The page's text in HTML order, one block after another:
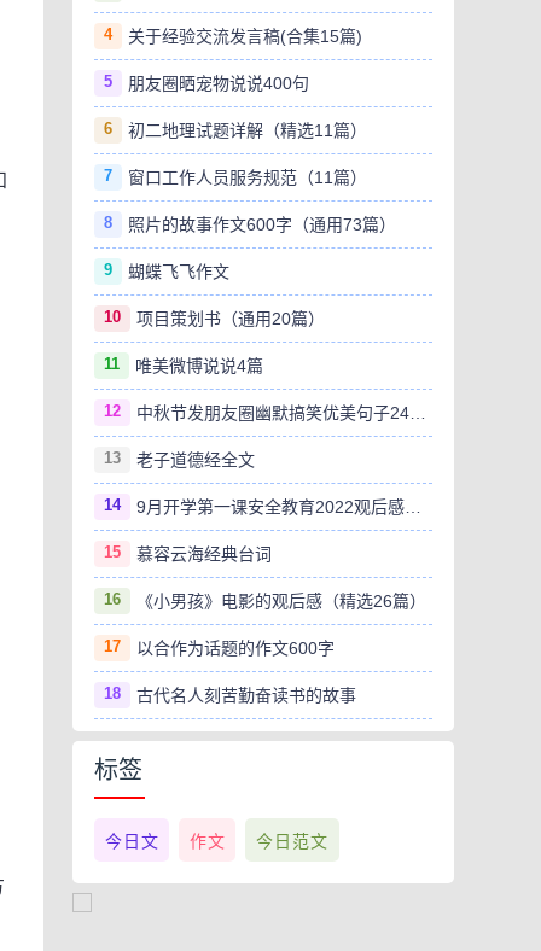
4 关于经验交流发言稿(合集15篇)
5 朋友圈晒宠物说说400句
6 初二地理试题详解（精选11篇）
7 窗口工作人员服务规范（11篇）
8 照片的故事作文600字（通用73篇）
9 蝴蝶飞飞作文
10 项目策划书（通用20篇）
11 唯美微博说说4篇
12 中秋节发朋友圈幽默搞笑优美句子240句
13 老子道德经全文
14 9月开学第一课安全教育2022观后感范文（精选8篇）
15 慕容云海经典台词
16 《小男孩》电影的观后感（精选26篇）
17 以合作为话题的作文600字
18 古代名人刻苦勤奋读书的故事
标签
今日文 作文 今日范文